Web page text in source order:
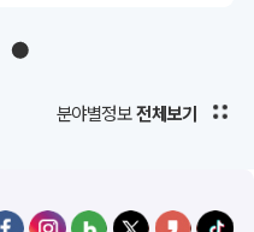
디지털아카이브
공공데이터&통계
분야별정보 전체보기